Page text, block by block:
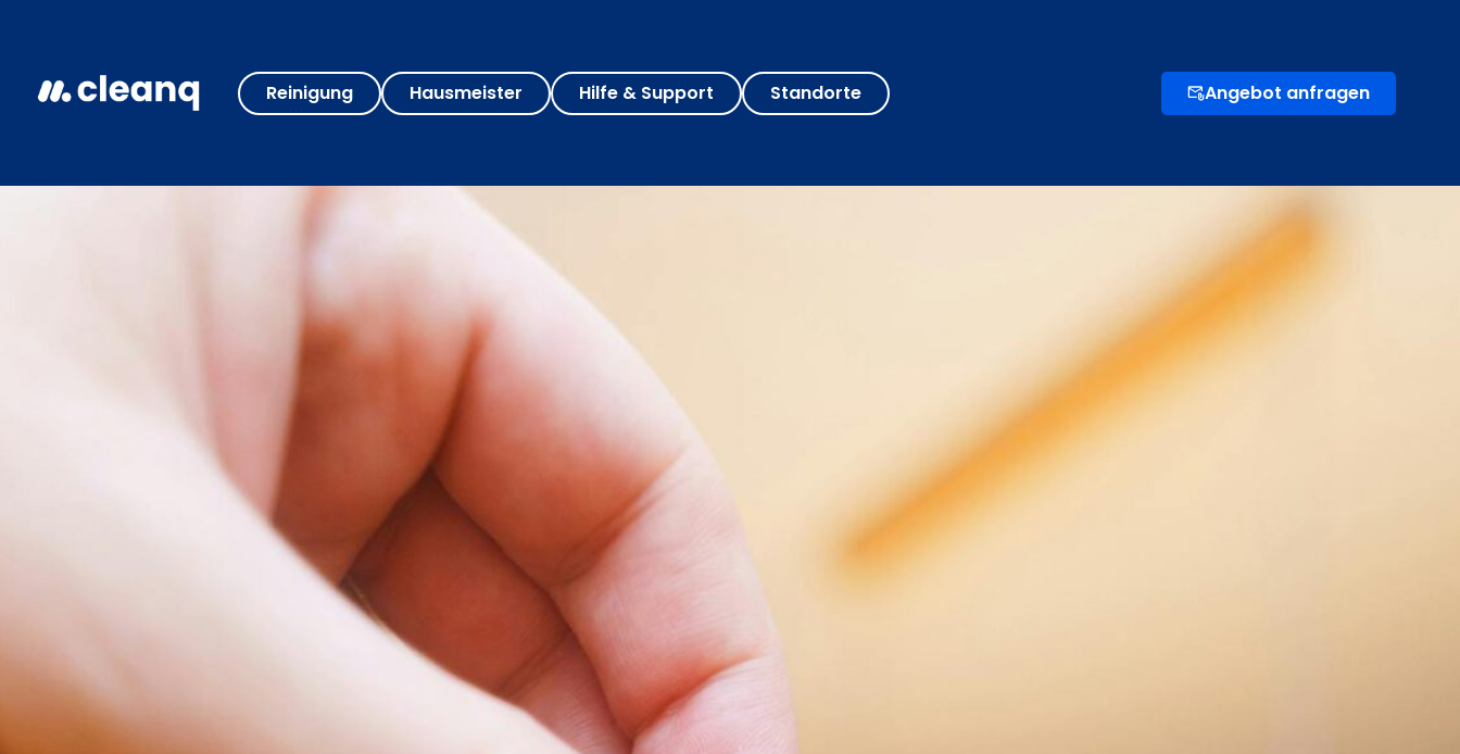
Reinigung Hausmeister Hilfe & Support Standorte Angebot anfragen